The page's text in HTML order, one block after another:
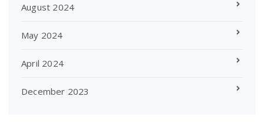
August 2024
May 2024
April 2024
December 2023